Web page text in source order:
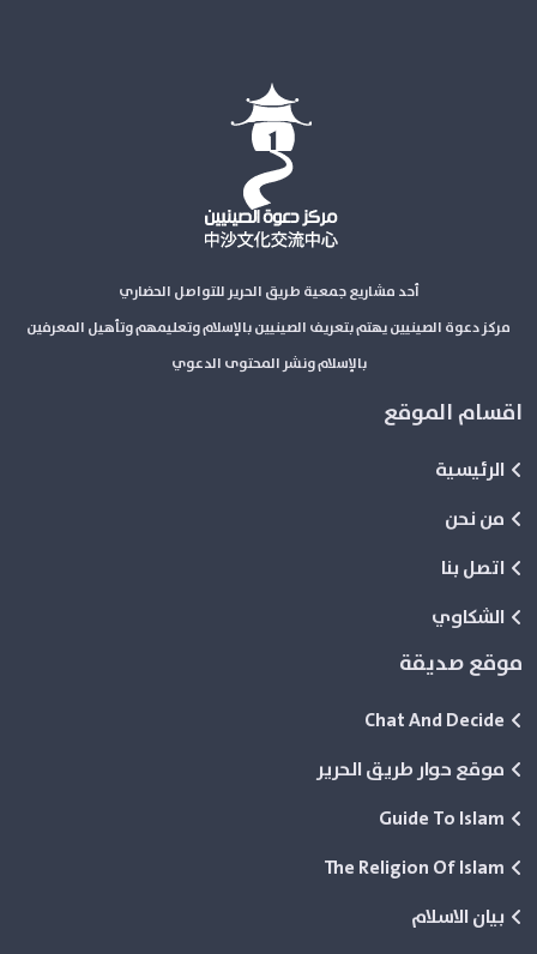
أحد مشاريع جمعية طريق الحرير للتواصل الحضاري
مركز دعوة الصينيين يهتم بتعريف الصينيين بالإسلام وتعليمهم وتأهيل المعرفين
بالإسلام ونشر المحتوى الدعوي
اقسام الموقع
الرئيسية
من نحن
اتصل بنا
الشكاوي
موقع صديقة
Chat And Decide
موقع حوار طريق الحرير
Guide To Islam
The Religion Of Islam
بيان الاسلام